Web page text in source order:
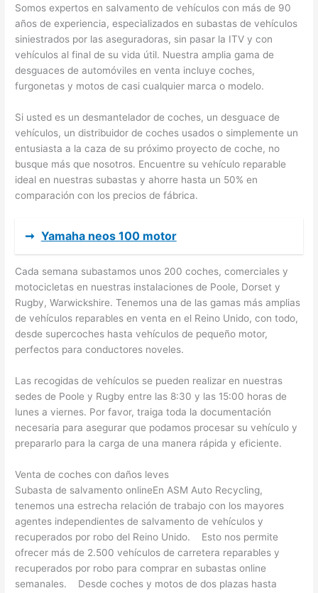
Somos expertos en salvamento de vehículos con más de 90
años de experiencia, especializados en subastas de vehículos
siniestrados por las aseguradoras, sin pasar la ITV y con
vehículos al final de su vida útil. Nuestra amplia gama de
desguaces de automóviles en venta incluye coches,
furgonetas y motos de casi cualquier marca o modelo.
Si usted es un desmantelador de coches, un desguace de
vehículos, un distribuidor de coches usados o simplemente un
entusiasta a la caza de su próximo proyecto de coche, no
busque más que nosotros. Encuentre su vehículo reparable
ideal en nuestras subastas y ahorre hasta un 50% en
comparación con los precios de fábrica.
➞ Yamaha neos 100 motor
Cada semana subastamos unos 200 coches, comerciales y
motocicletas en nuestras instalaciones de Poole, Dorset y
Rugby, Warwickshire. Tenemos una de las gamas más amplias
de vehículos reparables en venta en el Reino Unido, con todo,
desde supercoches hasta vehículos de pequeño motor,
perfectos para conductores noveles.
Las recogidas de vehículos se pueden realizar en nuestras
sedes de Poole y Rugby entre las 8:30 y las 15:00 horas de
lunes a viernes. Por favor, traiga toda la documentación
necesaria para asegurar que podamos procesar su vehículo y
prepararlo para la carga de una manera rápida y eficiente.
Venta de coches con daños leves
Subasta de salvamento onlineEn ASM Auto Recycling,
tenemos una estrecha relación de trabajo con los mayores
agentes independientes de salvamento de vehículos y
recuperados por robo del Reino Unido. Esto nos permite
ofrecer más de 2.500 vehículos de carretera reparables y
recuperados por robo para comprar en subastas online
semanales. Desde coches y motos de dos plazas hasta